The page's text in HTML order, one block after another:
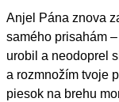
Anjel Pána znova
samého prisahám
urobil a neodoprel
a rozmnožím tvoje
piesok na brehu